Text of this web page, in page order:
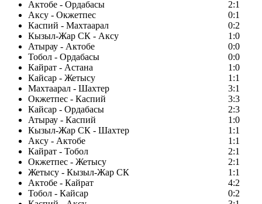
Актобе - Ордабасы
2:1
Аксу - Окжетпес
0:1
Каспий - Махтаарал
0:2
Кызыл-Жар СК - Аксу
1:0
Атырау - Актобе
0:0
Тобол - Ордабасы
0:0
Кайрат - Астана
1:0
Кайсар - Жетысу
1:1
Махтаарал - Шахтер
3:1
Окжетпес - Каспий
3:3
Кайсар - Ордабасы
2:3
Атырау - Каспий
1:0
Кызыл-Жар СК - Шахтер
1:1
Аксу - Актобе
1:1
Кайрат - Тобол
2:1
Окжетпес - Жетысу
2:1
Жетысу - Кызыл-Жар СК
1:1
Актобе - Кайрат
4:2
Тобол - Кайсар
0:2